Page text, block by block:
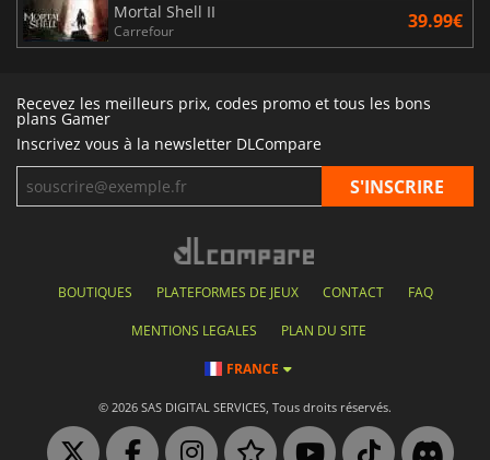
Mortal Shell II
Carrefour 39.99€
Recevez les meilleurs prix, codes promo et tous les bons
plans Gamer
Inscrivez vous à la newsletter DLCompare
BOUTIQUES PLATEFORMES DE JEUX CONTACT FAQ
MENTIONS LEGALES PLAN DU SITE
FRANCE
© 2026 SAS DIGITAL SERVICES, Tous droits réservés.